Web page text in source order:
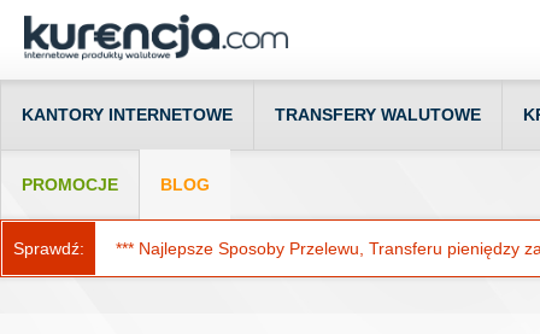
KANTORY INTERNETOWE TRANSFERY WALUTOWE
PROMOCJE BLOG
Sprawdź: *** Najlepsze Sposoby Przelewu, Transferu pieniędzy